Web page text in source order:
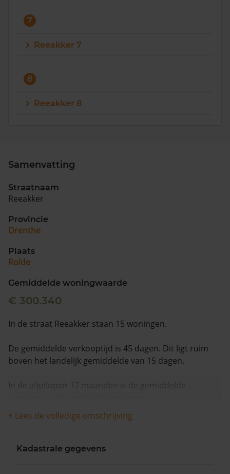
7
Reeakker 7
8
Reeakker 8
Samenvatting
Straatnaam
Reeakker
Provincie
Drenthe
Plaats
Rolde
Gemiddelde woningwaarde
€ 300.340
In de straat Reeakker staan 15 woningen.
De gemiddelde verkooptijd is 45 dagen. Dit ligt ruim
boven het landelijk gemiddelde van 15 dagen.
In de afgelopen 12 maanden is de gemiddelde
+ Lees de volledige omschrijving
Kadastrale gegevens